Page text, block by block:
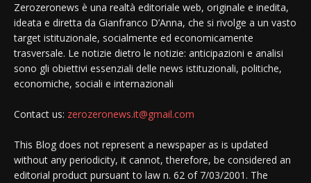
Zerozeronews è una realtà editoriale web, originale e inedita,
ideata e diretta da Gianfranco D’Anna, che si rivolge a un vasto
target istituzionale, socialmente ed economicamente
trasversale. Le notizie dietro le notizie: anticipazioni e analisi
sono gli obiettivi essenziali delle news istituzionali, politiche,
economiche, sociali e internazionali
Contact us: zerozeronews.it@gmail.com
This Blog does not represent a newspaper as is updated
without any periodicity, it cannot, therefore, be considered an
editorial product pursuant to law n. 62 of 7/03/2001. The